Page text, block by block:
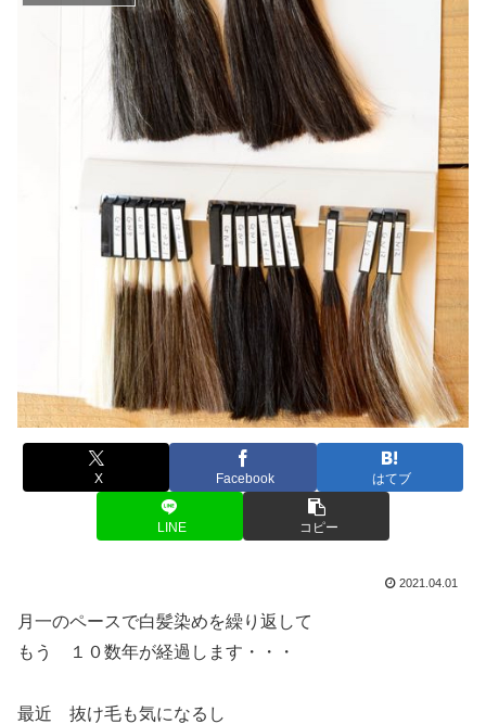
X Facebook はてブ
LINE コピー
2021.04.01
月一のペースで白髪染めを繰り返して
もう １０数年が経過します・・・
最近 抜け毛も気になるし